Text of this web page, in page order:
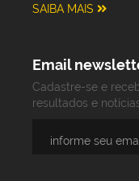
SAIBA MAIS
Email
Cadastre-se e
resultados e